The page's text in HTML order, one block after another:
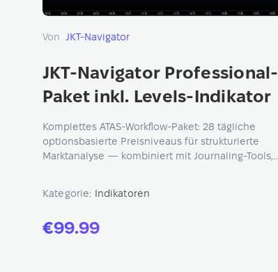
Von JKT-Navigator
JKT-Navigator Professional-
Paket inkl. Levels-Indikator
Komplettes ATAS-Workflow-Paket: 28 tägliche
optionsbasierte Preisniveaus für strukturierte
Marktanalyse — kombiniert mit Journaling-Tools,
Kategorie: Indikatoren
€99.99